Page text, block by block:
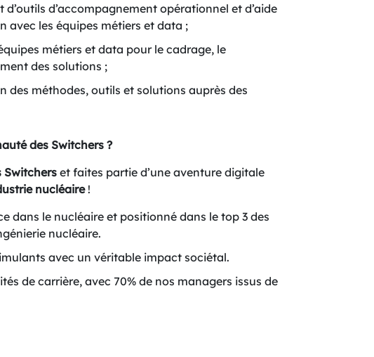
d’accompagnement opérationnel et d’aide
avec les équipes métiers et data ;
métiers et data pour le cadrage, le
des solutions ;
des méthodes, outils et solutions auprès des
des Switchers ?
Switcherset faites partie d’une aventure digitale
nucléaire!
dans le nucléaire et positionné dans le top 3 des
nucléaire.
avec un véritable impact sociétal.
de carrière, avec 70% de nos managers issus de